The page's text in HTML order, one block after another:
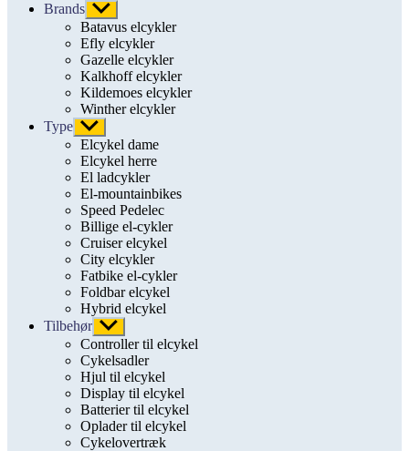
Brands Vis
undermenu
Batavus elcykler
Efly elcykler
Gazelle elcykler
Kalkhoff elcykler
Kildemoes elcykler
Winther elcykler
Type Vis
undermenu
Elcykel dame
Elcykel herre
El ladcykler
El-mountainbikes
Speed Pedelec
Billige el-cykler
Cruiser elcykel
City elcykler
Fatbike el-cykler
Foldbar elcykel
Hybrid elcykel
Tilbehør Vis
undermenu
Controller til elcykel
Cykelsadler
Hjul til elcykel
Display til elcykel
Batterier til elcykel
Oplader til elcykel
Cykelovertræk